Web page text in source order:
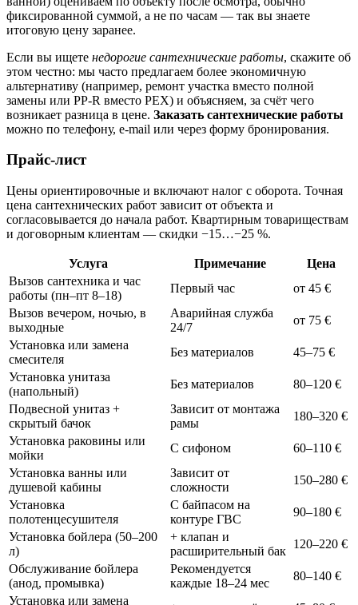
фиксированной суммой, а не по часам — так вы знаете
итоговую цену заранее.
Если вы ищете недорогие сантехнические работы, скажите об
этом честно: мы часто предлагаем более экономичную
альтернативу (например, ремонт участка вместо полной
замены или PP-R вместо PEX) и объясняем, за счёт чего
возникает разница в цене. Заказать сантехнические работы
можно по телефону, e-mail или через форму бронирования.
Прайс-лист
Цены ориентировочные и включают налог с оборота. Точная
цена сантехнических работ зависит от объекта и
согласовывается до начала работ. Квартирным товариществам
и договорным клиентам — скидки −15…−25 %.
Услуга Примечание
Цена
Вызов сантехника и час
работы (пн–пт 8–18)
Первый час
от 45 €
Вызов вечером, ночью, в
выходные
Аварийная служба
24/7
от 75 €
Установка или замена
смесителя
Без материалов
45–75 €
Установка унитаза
(напольный)
Без материалов
80–120 €
Подвесной унитаз +
скрытый бачок
Зависит от монтажа
рамы
180–320 €
Установка раковины или
мойки
С сифоном
60–110 €
Установка ванны или
душевой кабины
Зависит от
сложности
150–280 €
Установка
полотенцесушителя
С байпасом на
контуре ГВС
90–180 €
Установка бойлера (50–200
л)
+ клапан и
расширительный бак
120–220 €
Обслуживание бойлера
(анод, промывка)
Рекомендуется
каждые 18–24 мес
80–140 €
Установка или замена